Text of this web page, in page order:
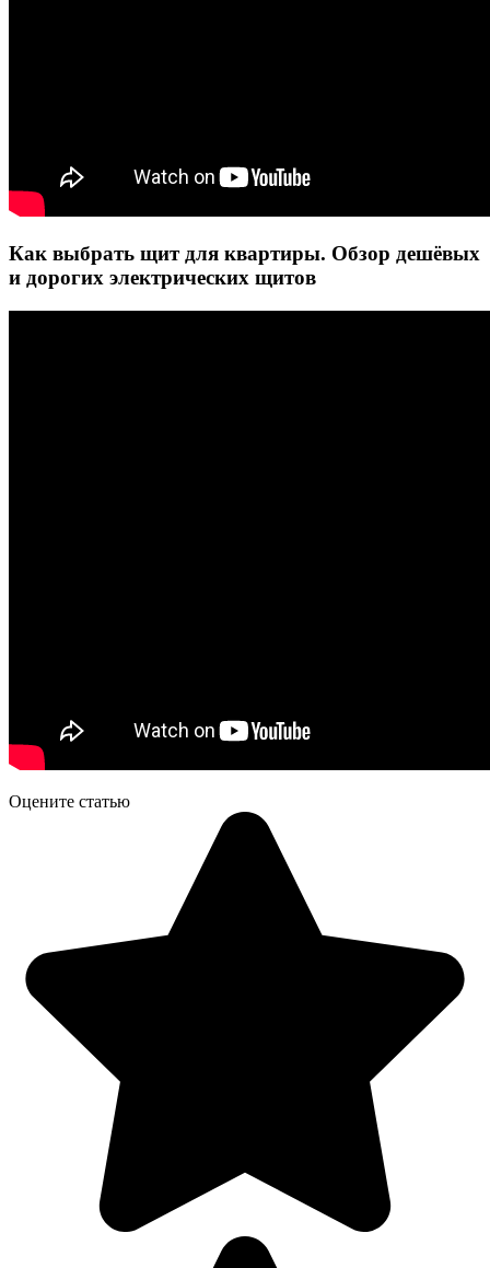
Как выбрать щит для квартиры. Обзор дешёвых
и дорогих электрических щитов
Оцените статью